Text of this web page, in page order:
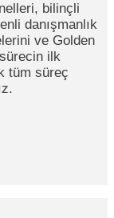
bilinçli
danışmanlık
ve Golden
ilk
tüm süreç